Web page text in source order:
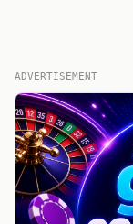
ADVERTISEMENT